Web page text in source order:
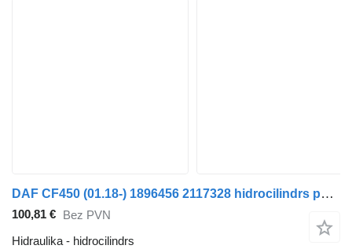
DAF CF450 (01.18-) 1896456 2117328 hidrocilindrs paredzēts DAF CF450, CF460 (2017-) vilcēja
100,81 €
Bez PVN
Hidraulika - hidrocilindrs